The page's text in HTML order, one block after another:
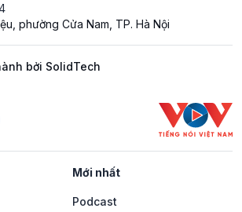
phường Cửa Nam, TP. Hà Nội
bởi SolidTech
Mới nhất
Podcast